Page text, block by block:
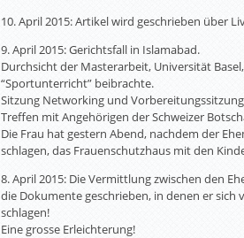
10. April 2015: Artikel wird geschrieben über
9. April 2015: Gerichtsfall in Islamabad.
Durchsicht der Masterarbeit, Universität
“Sportunterricht” beibrachte.
Sitzung Networking und
Treffen mit Angehörigen der Schweizer
Die Frau hat gestern Abend, nachdem der
schlagen, das Frauenschutzhaus mit den
8. April 2015: Die Vermittlung zwischen den
die Dokumente geschrieben, in denen er
schlagen!
Eine grosse Erleichterung!